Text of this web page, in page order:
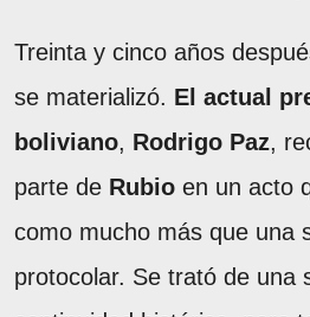
Treinta y cinco años
se materializó. El actual
boliviano, Rodrigo Paz,
parte de Rubio en un acto
como mucho más que una
protocolar. Se trató de una